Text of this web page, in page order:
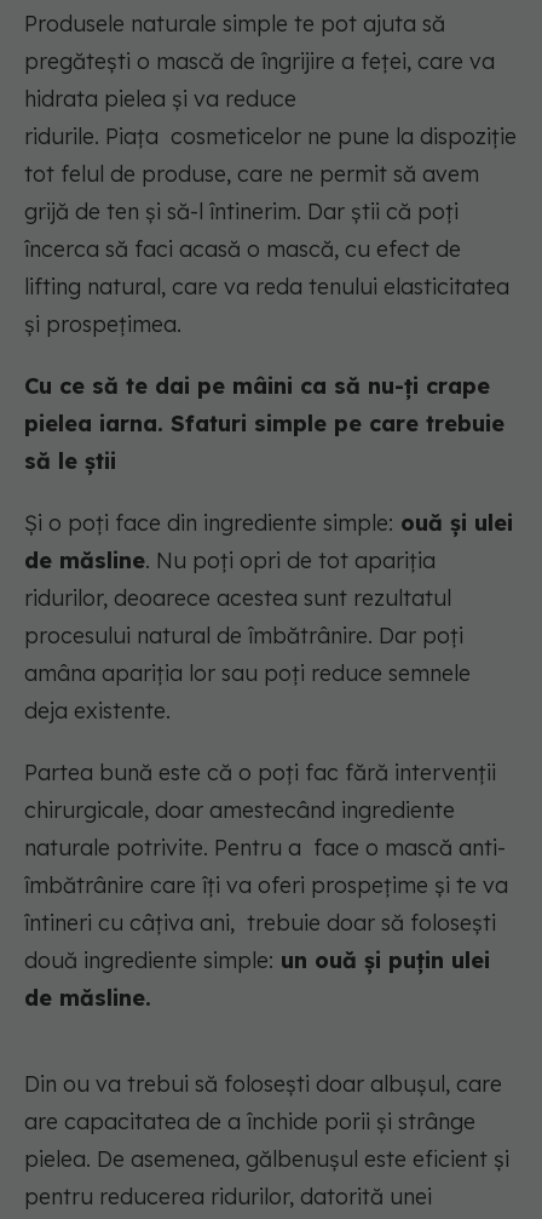
Produsele naturale simple te pot ajuta să
pregătești o mască de îngrijire a feței, care va
hidrata pielea și va reduce
ridurile. Piața cosmeticelor ne pune la dispoziție
tot felul de produse, care ne permit să avem
grijă de ten și să-l întinerim. Dar știi că poți
încerca să faci acasă o mască, cu efect de
lifting natural, care va reda tenului elasticitatea
și prospețimea.
Cu ce să te dai pe mâini ca să nu-ți crape
pielea iarna. Sfaturi simple pe care trebuie
să le știi
Și o poți face din ingrediente simple: ouă și ulei
de măsline. Nu poți opri de tot apariția
ridurilor, deoarece acestea sunt rezultatul
procesului natural de îmbătrânire. Dar poți
amâna apariția lor sau poți reduce semnele
deja existente.
Partea bună este că o poți fac fără intervenții
chirurgicale, doar amestecând ingrediente
naturale potrivite. Pentru a face o mască anti-
îmbătrânire care îți va oferi prospețime și te va
întineri cu câțiva ani, trebuie doar să folosești
două ingrediente simple: un ouă și puțin ulei
de măsline.
Din ou va trebui să folosești doar albușul, care
are capacitatea de a închide porii și strânge
pielea. De asemenea, gălbenușul este eficient și
pentru reducerea ridurilor, datorită unei